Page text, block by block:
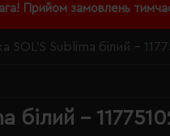
Прийом замовлень
SOL'S Sublima білий -
білий -